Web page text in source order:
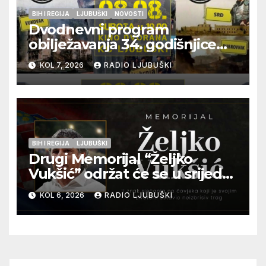
BIH I REGIJA LJUBUŠKI NOVOSTI
Dvodnevni program
obilježavanja 34. godišnjice
pogibije generala Blaža
Kraljevića i osmorice
pripadnika HOS-a
KOL 7, 2026 RADIO LJUBUŠKI
BIH I REGIJA LJUBUŠKI
Drugi Memorijal “Željko
Vukšić” održat će se u srijedu
12. kolovoza u Otoku
KOL 6, 2026 RADIO LJUBUŠKI